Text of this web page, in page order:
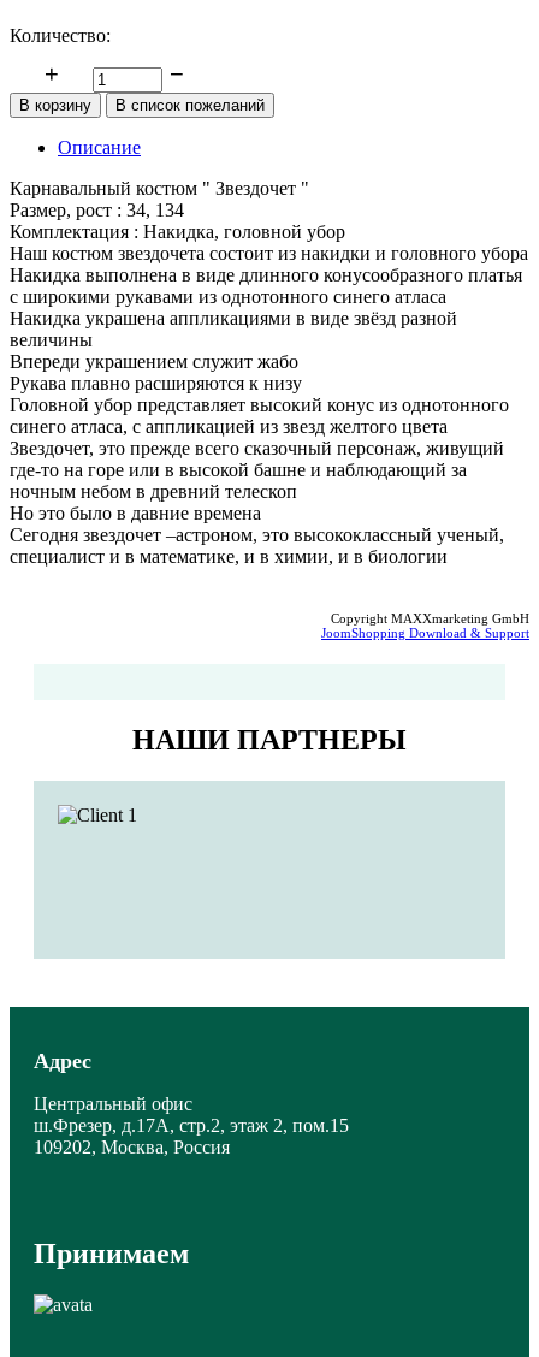
Количество:
Описание
Карнавальный костюм " Звездочет "
Размер, рост : 34, 134
Комплектация : Накидка, головной убор
Наш костюм звездочета состоит из накидки и головного убора
Накидка выполнена в виде длинного конусообразного платья
с широкими рукавами из однотонного синего атласа
Накидка украшена аппликациями в виде звёзд разной
величины
Впереди украшением служит жабо
Рукава плавно расширяются к низу
Головной убор представляет высокий конус из однотонного
синего атласа, с аппликацией из звезд желтого цвета
Звездочет, это прежде всего сказочный персонаж, живущий
где-то на горе или в высокой башне и наблюдающий за
ночным небом в древний телескоп
Но это было в давние времена
Сегодня звездочет –астроном, это высококлассный ученый,
специалист и в математике, и в химии, и в биологии
Copyright MAXXmarketing GmbH
JoomShopping Download & Support
НАШИ ПАРТНЕРЫ
Адрес
Центральный офис
ш.Фрезер, д.17А, стр.2, этаж 2, пом.15
109202, Москва, Россия
Принимаем